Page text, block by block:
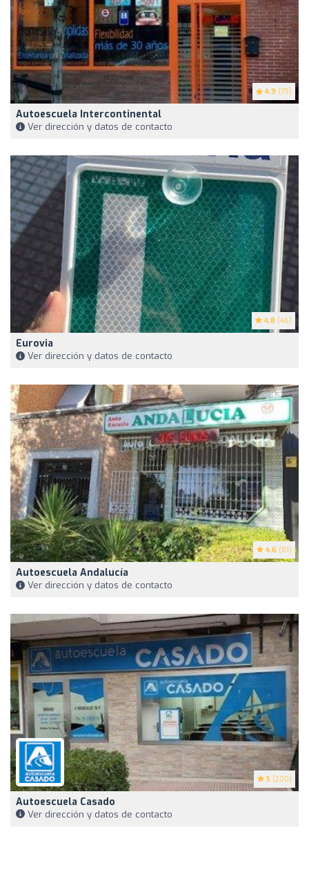
4.9 (79)
Autoescuela Intercontinental
Ver dirección y datos de contacto
4.8 (46)
Eurovia
Ver dirección y datos de contacto
4.6 (81)
Autoescuela Andalucía
Ver dirección y datos de contacto
5 (200)
Autoescuela Casado
Ver dirección y datos de contacto